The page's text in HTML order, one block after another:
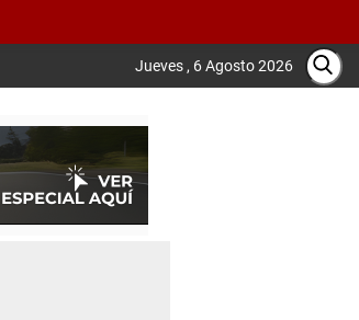
Jueves , 6 Agosto 2026